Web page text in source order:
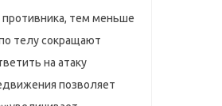
тем меньше
телу сокращают
на атаку
позволяет